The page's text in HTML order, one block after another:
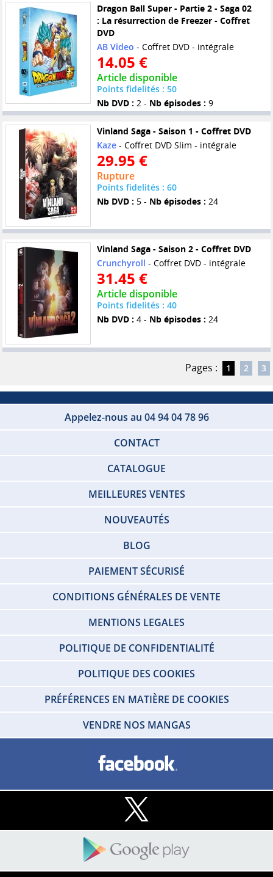
Dragon Ball Super - Partie 2 - Saga 02
: La résurrection de Freezer - Coffret
DVD
AB Video - Coffret DVD - intégrale
14.05 €
Article disponible
Points fidelités : 50
Nb DVD : 2 - Nb épisodes : 9
Vinland Saga - Saison 1 - Coffret DVD
Kaze- Coffret DVD Slim - intégrale
29.95 €
Rupture
Points fidelités : 60
Nb DVD : 5 - Nb épisodes : 24
Vinland Saga - Saison 2 - Coffret DVD
Crunchyroll - Coffret DVD - intégrale
31.45 €
Article disponible
Points fidelités : 40
Nb DVD : 4 - Nb épisodes : 24
Pages : 1 2 3
Appelez-nous au 04 94 04 78 96
CONTACT
CATALOGUE
MEILLEURES VENTES
NOUVEAUTÉS
BLOG
PAIEMENT SÉCURISÉ
CONDITIONS GÉNÉRALES DE VENTE
MENTIONS LEGALES
POLITIQUE DE CONFIDENTIALITÉ
POLITIQUE DES COOKIES
PRÉFÉRENCES EN MATIÈRE DE COOKIES
VENDRE NOS MANGAS